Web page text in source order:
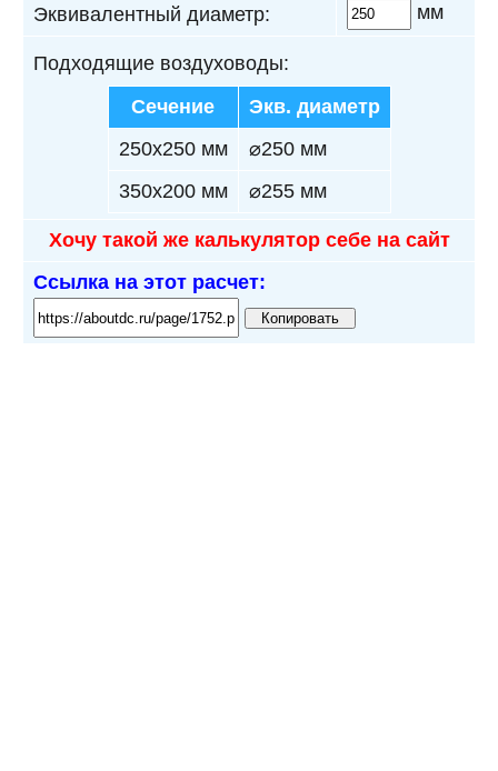
Эквивалентный диаметр:
мм
Подходящие воздуховоды:
Сечение
Экв. диаметр
250х250 мм
⌀250 мм
350х200 мм
⌀255 мм
Хочу такой же калькулятор себе на сайт
Ссылка на этот расчет:
Копировать